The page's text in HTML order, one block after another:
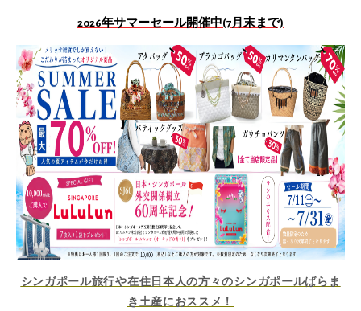
2026年サマーセール開催中(7月末まで)
シンガポール旅行や在住日本人の方々のシンガポールばらま
き土産におススメ！